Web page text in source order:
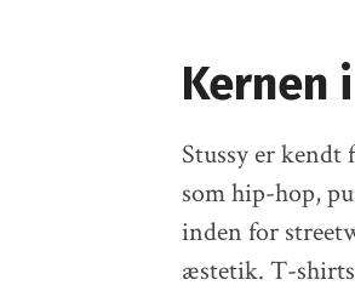
Kernen
Stussy er
som hip-hop,
inden for
æstetik. T-shirts